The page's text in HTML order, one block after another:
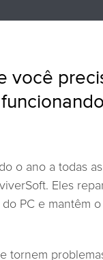
você
o ano a todas
Eles
PC e mantêm
tornem